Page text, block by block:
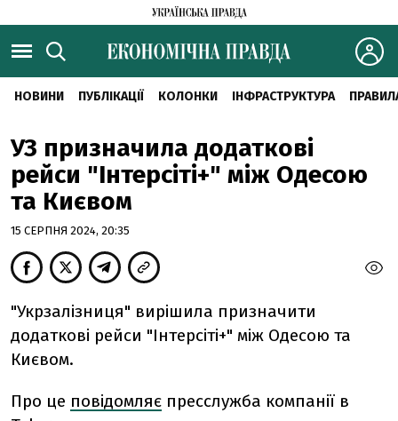
НОВИНИ ПУБЛІКАЦІЇ КОЛОНКИ ІНФРАСТРУКТУРА
УЗ призначила додаткові
рейси "Інтерсіті+" між Одесою
та Києвом
15 СЕРПНЯ 2024, 20:35
"Укрзалізниця" вирішила призначити
додаткові рейси "Інтерсіті+" між Одесою та
Києвом.
Про це повідомляє пресслужба компанії в